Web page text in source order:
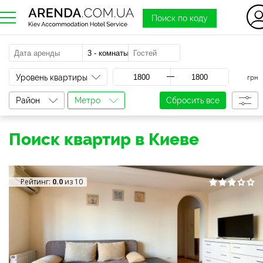
Поиск по коду
Уровень квартиры грн
Район Метро Сбросить все
Поиск квартир в Киеве
Рейтинг: 0.0 из 10